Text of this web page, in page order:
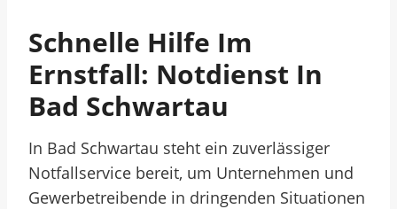
Schnelle Hilfe Im
Ernstfall: Notdienst In
Bad Schwartau
In Bad Schwartau steht ein zuverlässiger
Notfallservice bereit, um Unternehmen und
Gewerbetreibende in dringenden Situationen